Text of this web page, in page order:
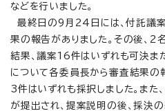
などを行いました。
最終日の9月24日には、付託議
果の報告がありました。その後、2
結果、議案16件はいずれも可決ま
について各委員長から審査結果の
3件はいずれも採択しました。ま
が提出され、提案説明の後、採決